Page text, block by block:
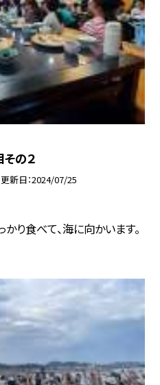
の２
更新日 2024/07/25
り食べて、海に向かいます。